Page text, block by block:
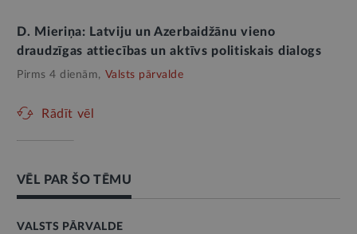
D. Mieriņa: Latviju un Azerbaidžānu vieno
draudzīgas attiecības un aktīvs politiskais dialogs
Pirms 4 dienām, Valsts pārvalde
Rādīt vēl
VĒL PAR ŠO TĒMU
VALSTS PĀRVALDE